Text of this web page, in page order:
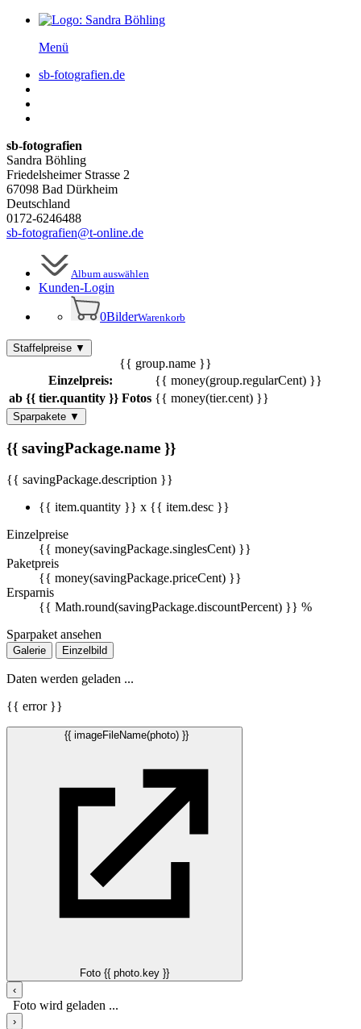
Menü
sb-fotografien.de
sb-fotografien
Sandra Böhling
Friedelsheimer Strasse 2
67098 Bad Dürkheim
Deutschland
0172-6246488
sb-fotografien@t-online.de
Album auswählen
Kunden-Login
0BilderWarenkorb
Staffelpreise ▼
{{ group.name }}
Einzelpreis:
{{ money(group.regularCent) }}
ab {{ tier.quantity }} Fotos {{ money(tier.cent) }}
Sparpakete ▼
{{ savingPackage.name }}
{{ savingPackage.description }}
{{ item.quantity }} x {{ item.desc }}
Einzelpreise
{{ money(savingPackage.singlesCent) }}
Paketpreis
{{ money(savingPackage.priceCent) }}
Ersparnis
{{ Math.round(savingPackage.discountPercent) }} %
Sparpaket ansehen
Galerie Einzelbild
Daten werden geladen ...
{{ error }}
{{ imageFileName(photo) }}
Foto {{ photo.key }}
‹
Foto wird geladen ...
›